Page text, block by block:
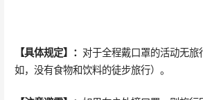
【具体规定】： 对于全程戴口罩的活动无旅
如，没有食物和饮料的徒步旅行）。